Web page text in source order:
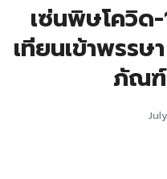
เซ่นพิษโควิด
เทียนเข้าพรร
ภัณฑ์